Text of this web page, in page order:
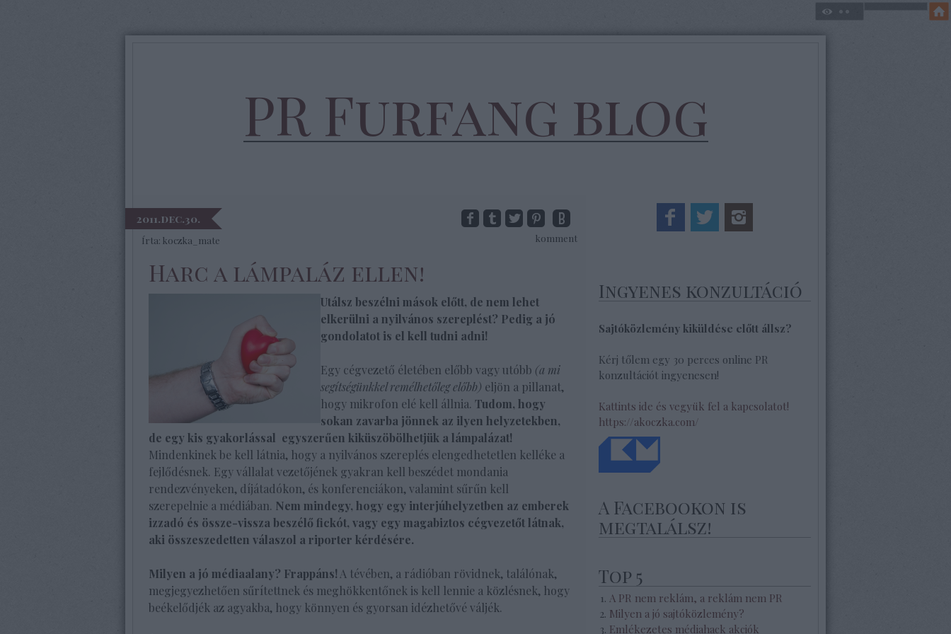
PR Furfang blog
2011.dec.30.
Írta: koczka_mate komment
Harc a lámpaláz ellen!
Utálsz beszélni mások előtt, de nem lehet
elkerülni a nyilvános szereplést? Pedig a jó
gondolatot is el kell tudni adni!
Egy cégvezető életében előbb vagy utóbb (a mi
segítségünkkel remélhetőleg előbb) eljön a pillanat,
hogy mikrofon elé kell állnia. Tudom, hogy
sokan zavarba jönnek az ilyen helyzetekben,
de egy kis gyakorlással egyszerűen kiküszöbölhetjük a lámpalázat!
Mindenkinek be kell látnia, hogy a nyilvános szereplés elengedhetetlen kelléke a
fejlődésnek. Egy vállalat vezetőjének gyakran kell beszédet mondania
rendezvényeken, díjátadókon, és konferenciákon, valamint sűrűn kell
szerepelnie a médiában. Nem mindegy, hogy egy interjúhelyzetben az emberek
izzadó és össze-vissza beszélő fickót, vagy egy magabiztos cégvezetőt látnak,
aki összeszedetten válaszol a riporter kérdésére.
Milyen a jó médiaalany? Frappáns! A tévében, a rádióban rövidnek, találónak,
megjegyezhetően sűrítettnek és meghökkentőnek is kell lennie a közlésnek, hogy
beékelődjék az agyakba, hogy könnyen és gyorsan idézhetővé váljék.
Ingyenes konzultáció
Sajtóközlemény kiküldése előtt állsz?
Kérj tőlem egy 30 perces online PR
konzultációt ingyenesen!
Kattints ide és vegyük fel a kapcsolatot!
https://akoczka.com/
A Facebookon is
megtalálsz!
Top 5
A PR nem reklám, a reklám nem PR
Milyen a jó sajtóközlemény?
Emlékezetes médiahack akciók